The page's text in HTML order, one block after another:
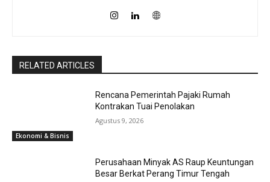
RELATED ARTICLES
Ekonomi & Bisnis
Rencana Pemerintah Pajaki Rumah
Kontrakan Tuai Penolakan
Agustus 9, 2026
Perusahaan Minyak AS Raup Keuntungan
Besar Berkat Perang Timur Tengah